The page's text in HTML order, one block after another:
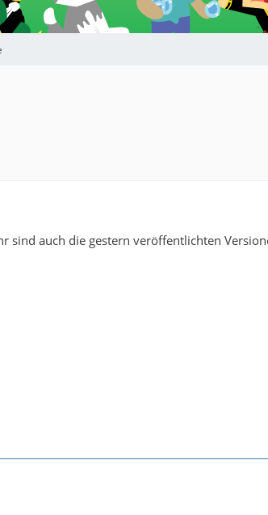
sind auch die gestern veröffentlichten